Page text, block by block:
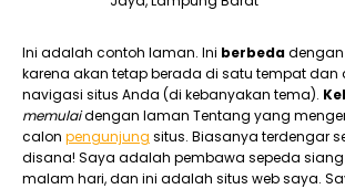
Ini adalah contoh laman. Ini berbeda
karena akan tetap berada di satu tempat dan
navigasi situs Anda (di kebanyakan tema).
memulaidengan laman Tentang yang
calon pengunjung situs. Biasanya terdengar
disana! Saya adalah pembawa sepeda siang
malam hari, dan ini adalah situs web saya.